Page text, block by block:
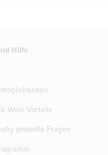
Hilfe
Wein Vorteile
gestellte Fragen